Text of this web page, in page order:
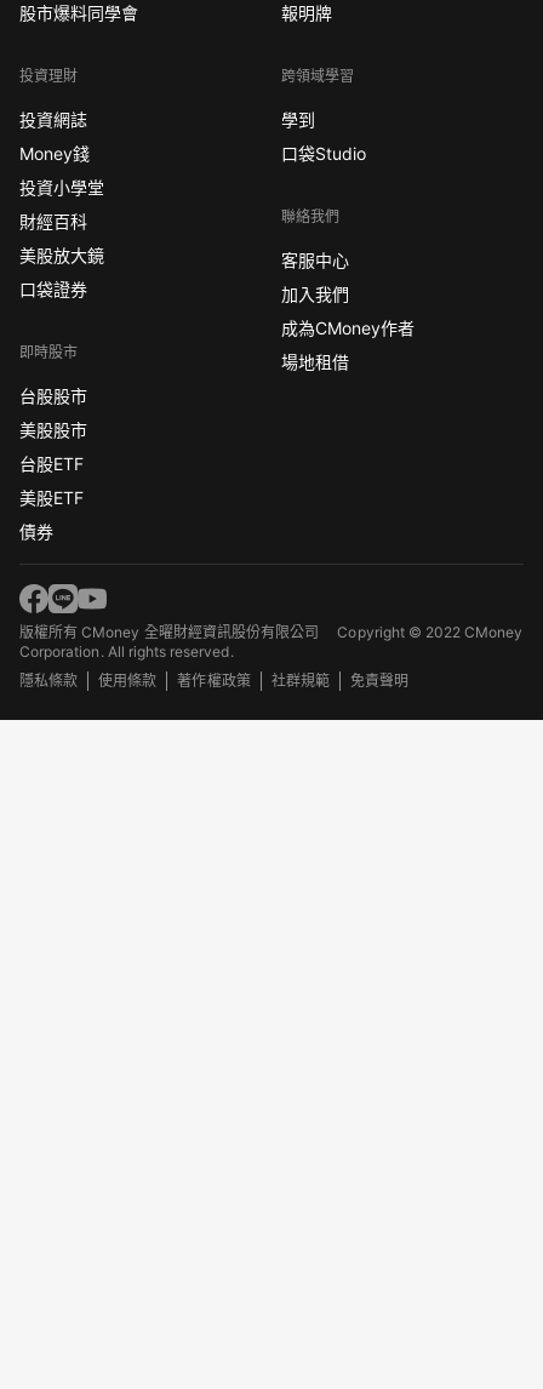
股市爆料同學會
投資理財
投資網誌
Money錢
投資小學堂
財經百科
美股放大鏡
口袋證券
即時股市
台股股市
美股股市
台股ETF
美股ETF
債券
報明牌
跨領域學習
學到
口袋Studio
聯絡我們
客服中心
加入我們
成為CMoney作者
場地租借
版權所有 CMoney 全曜財經資訊股份有限公司Copyright © 2022 CMoney
Corporation. All rights reserved.
隱私條款
使用條款 著作權政策 社群規範 免責聲明